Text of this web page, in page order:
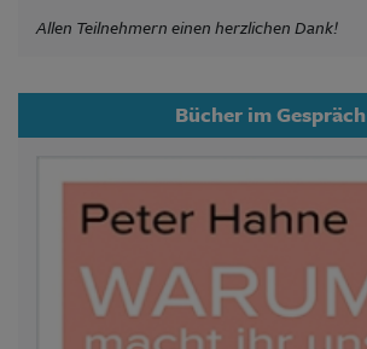
Allen Teilnehmern einen herzlichen Dank!
Bücher im Gespräch